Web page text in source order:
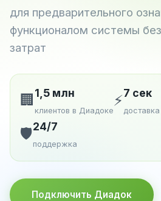
для предварительного
функционалом системы
затрат
🏢 1,5 млн
клиентов в Диадоке
⚡7 сек
🛡️24/7
поддержка
Подключить Диадок